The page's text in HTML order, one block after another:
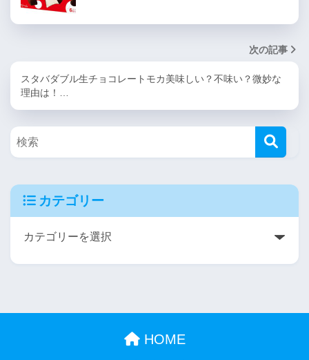
次の記事
スタバダブル生チョコレートモカ美味しい？不味い？微妙な
理由は！…
カテゴリー
HOME